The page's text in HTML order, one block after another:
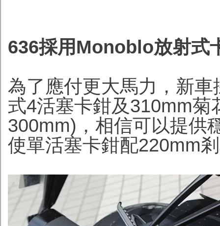
636採用Monoblo放射式
為了應付更大馬力，新
式4活塞卡鉗及310mm菊
300mm)，相信可以提供
使單活塞卡鉗配220mm